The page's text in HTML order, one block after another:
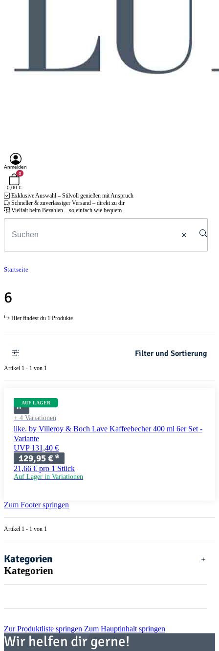
Anmelden
0
0,00 €
Exklusive Auswahl – Stilvoll genießen mit Anspruch
Schneller & zuverlässiger Versand – direkt zu dir
Vielfalt beim Bezahlen – so einfach wie bequem
Startseite
6
Hier findest du 1 Produkte
Filter und Sortierung
Artikel 1 - 1 von 1
AUF LAGER
+ 4 Variationen
like. by Villeroy & Boch Lave Kaffeebecher 400 ml 6er Set -
Variante
UVP 131,40 €
129,95 €*
21,66 € pro 1 Stück
Auf Lager in Variationen
Zum Footer springen
Artikel 1 - 1 von 1
Kategorien
Kategorien
Zur Produktliste springen Zum Hauptinhalt springen
Wir helfen dir gerne!